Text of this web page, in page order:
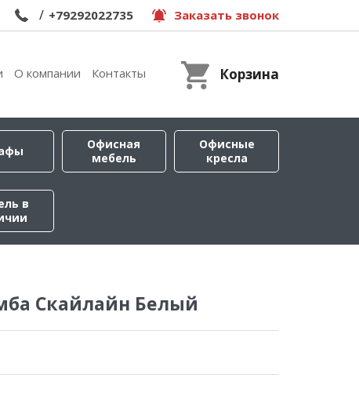
/ +79292022735 Заказать звонок
О компании Контакты Корзина
Офисная
мебель
Офисные
кресла
в
Скайлайн Белый